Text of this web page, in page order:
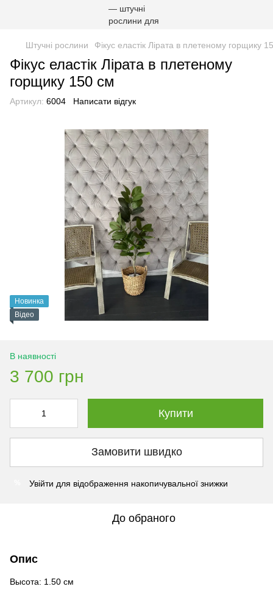
Штучні рослини Фікус еластік Лірата в плетеному горщику
Фікус еластік Лірата в плетеному
горщику 150 см
Артикул: 6004 Написати відгук
Новинка
Відео
В наявності
3 700 грн
Купити
Замовити швидко
Увійти для відображення накопичувальної знижки
До обраного
Опис
Высота: 1.50 см